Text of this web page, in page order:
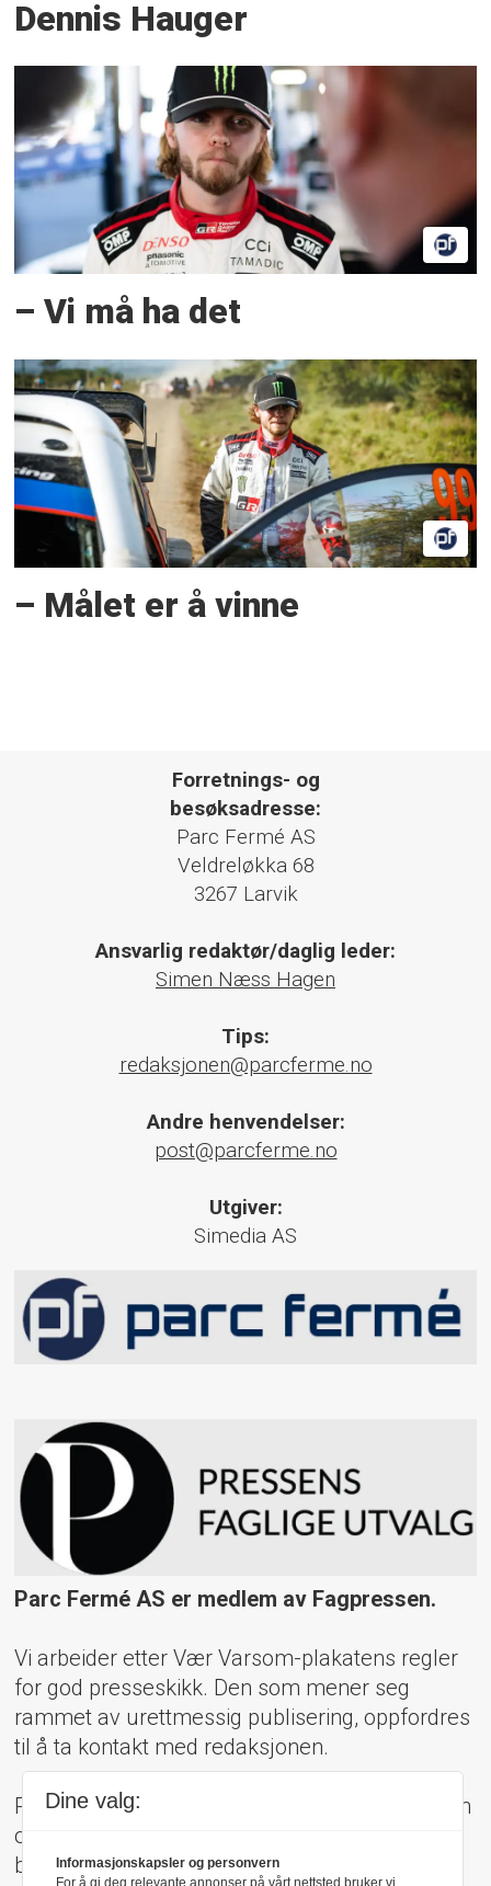
Dennis Hauger
– Vi må ha det
– Målet er å vinne
Forretnings- og
besøksadresse:
Parc Fermé AS
Veldreløkka 68
3267 Larvik
Ansvarlig redaktør/daglig leder:
Simen Næss Hagen
Tips:
redaksjonen@parcferme.no
Andre henvendelser:
post@parcferme.no
Utgiver:
Simedia AS
Parc Fermé AS er medlem av Fagpressen.
Vi arbeider etter Vær Varsom-plakatens regler
for god presseskikk. Den som mener seg
rammet av urettmessig publisering, oppfordres
til å ta kontakt med redaksjonen.
Pressens Faglige Utvalg (PFU) er et klageorgan
oppnevnt av Norsk Presseforbund som
behandler klager mot mediene i presseetiske
Dine valg:
Informasjonskapsler og personvern
For å gi deg relevante annonser på vårt nettsted bruker vi